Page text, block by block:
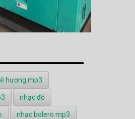
hương mp3
nhạc đỏ
nhạc bolero mp3